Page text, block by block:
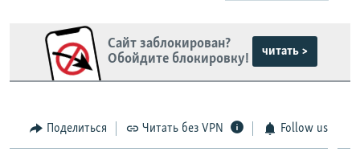
Сайт заблокирован?
Обойдите блокировку!
читать >
Поделиться Читать без VPN Follow us